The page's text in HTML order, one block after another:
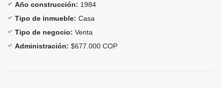
Año construcción: 1984
Tipo de inmueble: Casa
Tipo de negocio: Venta
Administración: $677.000 COP